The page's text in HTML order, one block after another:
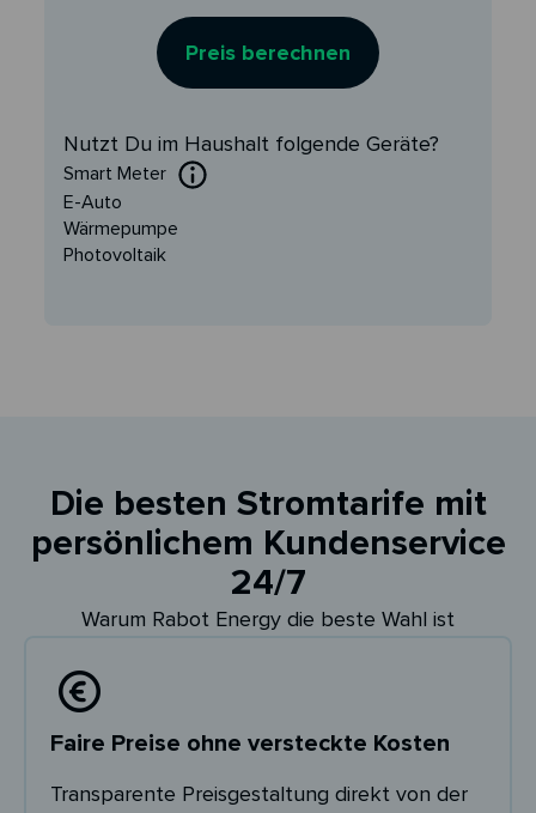
Nutzt Du im Haushalt folgende Geräte?
Smart Meter
E-Auto
Wärmepumpe
Photovoltaik
Preis berechnen
Die besten Stromtarife mit
persönlichem Kundenservice
24/7
Warum Rabot Energy die beste Wahl ist
Faire Preise ohne versteckte Kosten
Transparente Preisgestaltung direkt von der